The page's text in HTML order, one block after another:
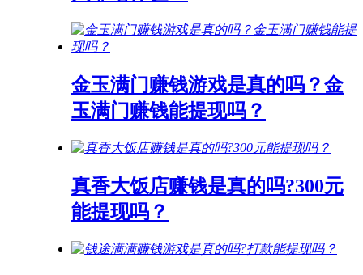
金玉满门赚钱游戏是真的吗？金
玉满门赚钱能提现吗？
真香大饭店赚钱是真的吗?300元
能提现吗？